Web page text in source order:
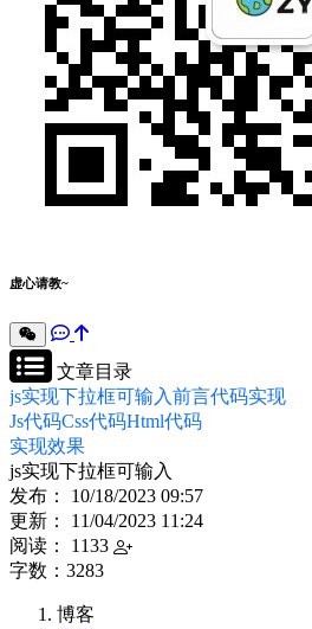
虚心请教~
文章目录
js实现下拉框可输入前言代码实现
Js代码Css代码Html代码
实现效果
js实现下拉框可输入
发布： 10/18/2023 09:57
更新： 11/04/2023 11:24
阅读： 1133
字数：3283
博客